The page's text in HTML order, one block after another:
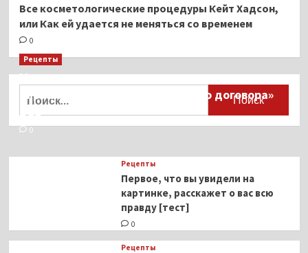
Все косметологические процедуры Кейт Хадсон,
или Как ей удается не меняться со временем
0
Рецепты
Миллионы японцев восстают против
тиранического «Пандемического договора»
ВОЗ
0
Рецепты
Первое, что вы увидели на
картинке, расскажет о вас всю
правду [тест]
0
Рецепты